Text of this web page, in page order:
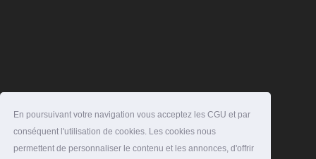
En poursuivant votre navigation vous acceptez les CGU et par
conséquent l'utilisation de cookies. Les cookies nous
permettent de personnaliser le contenu et les annonces, d'offrir